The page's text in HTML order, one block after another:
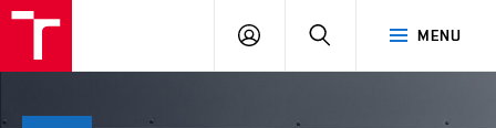
MENU
PŘIHLÁSIT